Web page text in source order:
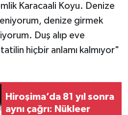
Karacaali Koyu. Denize
denize girmek
Duş alıp eve
hiçbir anlamı kalmıyor"
Hiroşima’da 81 yıl sonra
aynı çağrı: Nükleer